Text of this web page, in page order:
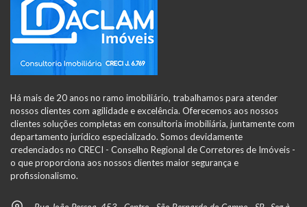
Há mais de 20 anos no ramo imobiliário, trabalhamos para atender
nossos clientes com agilidade e excelência. Oferecemos aos nossos
clientes soluções completas em consultoria imobiliária, juntamente com
departamento jurídico especializado. Somos devidamente
credenciados no CRECI - Conselho Regional de Corretores de Imóveis -
o que proporciona aos nossos clientes maior segurança e
profissionalismo.